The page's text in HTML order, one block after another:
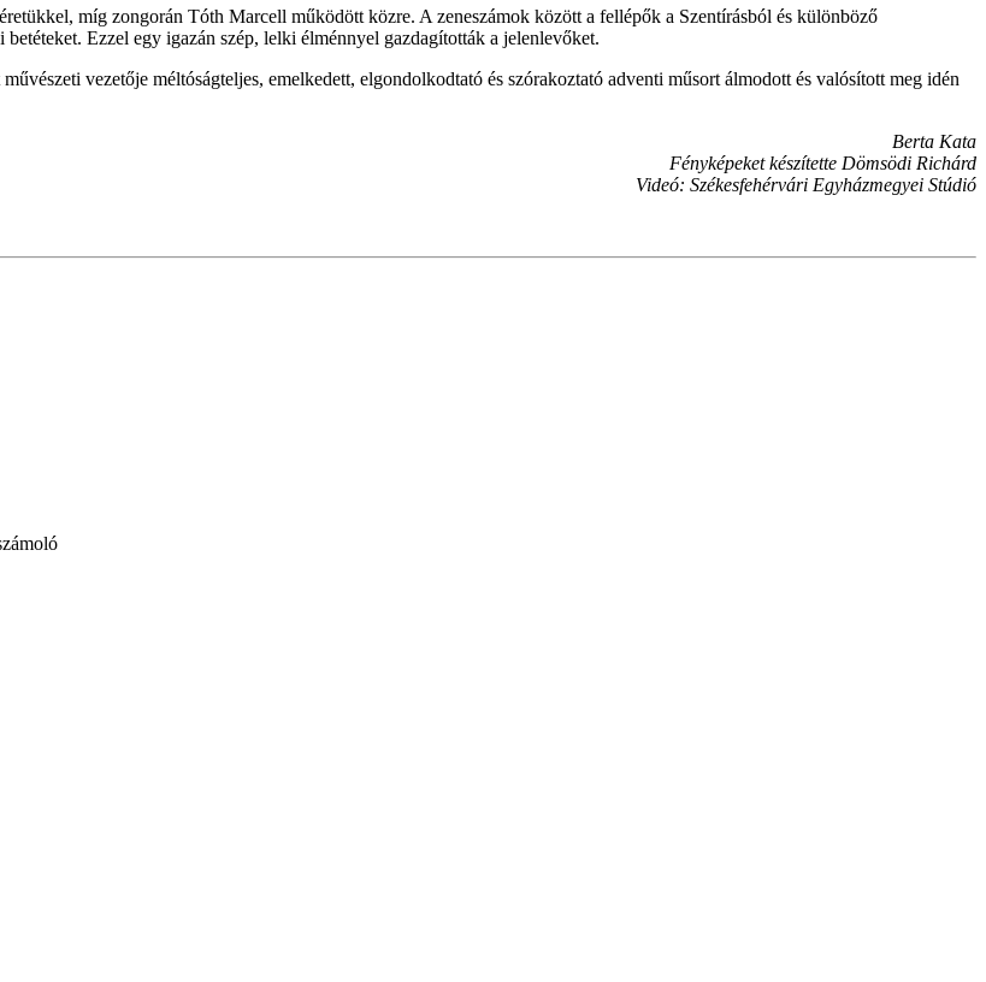
míg zongorán Tóth Marcell működött közre. A zeneszámok között a fellépők a Szentírásból és különböző
Ezzel egy igazán szép, lelki élménnyel gazdagították a jelenlevőket.
vezetője méltóságteljes, emelkedett, elgondolkodtató és szórakoztató adventi műsort álmodott és valósított meg idén
Berta Kata
Fényképeket készítette Dömsödi Richárd
Videó: Székesfehérvári Egyházmegyei Stúdió